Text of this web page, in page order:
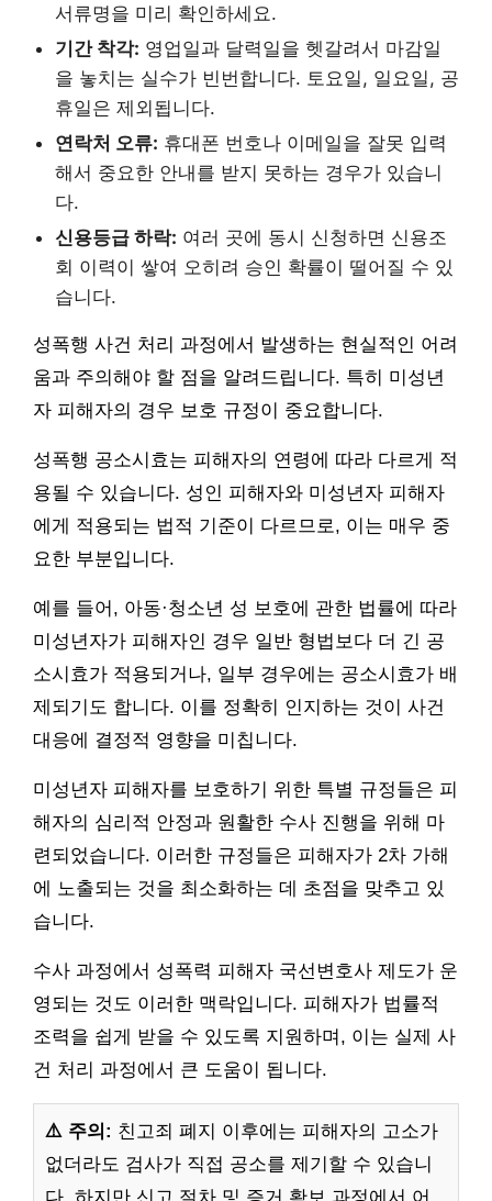
서류명을 미리 확인하세요.
기간 착각: 영업일과 달력일을 헷갈려서 마감일
을 놓치는 실수가 빈번합니다. 토요일, 일요일, 공
휴일은 제외됩니다.
연락처 오류: 휴대폰 번호나 이메일을 잘못 입력
해서 중요한 안내를 받지 못하는 경우가 있습니
다.
신용등급 하락: 여러 곳에 동시 신청하면 신용조
회 이력이 쌓여 오히려 승인 확률이 떨어질 수 있
습니다.
성폭행 사건 처리 과정에서 발생하는 현실적인 어려
움과 주의해야 할 점을 알려드립니다. 특히 미성년
자 피해자의 경우 보호 규정이 중요합니다.
성폭행 공소시효는 피해자의 연령에 따라 다르게 적
용될 수 있습니다. 성인 피해자와 미성년자 피해자
에게 적용되는 법적 기준이 다르므로, 이는 매우 중
요한 부분입니다.
예를 들어, 아동·청소년 성 보호에 관한 법률에 따라
미성년자가 피해자인 경우 일반 형법보다 더 긴 공
소시효가 적용되거나, 일부 경우에는 공소시효가 배
제되기도 합니다. 이를 정확히 인지하는 것이 사건
대응에 결정적 영향을 미칩니다.
미성년자 피해자를 보호하기 위한 특별 규정들은 피
해자의 심리적 안정과 원활한 수사 진행을 위해 마
련되었습니다. 이러한 규정들은 피해자가 2차 가해
에 노출되는 것을 최소화하는 데 초점을 맞추고 있
습니다.
수사 과정에서 성폭력 피해자 국선변호사 제도가 운
영되는 것도 이러한 맥락입니다. 피해자가 법률적
조력을 쉽게 받을 수 있도록 지원하며, 이는 실제 사
건 처리 과정에서 큰 도움이 됩니다.
⚠️ 주의: 친고죄 폐지 이후에는 피해자의 고소가
없더라도 검사가 직접 공소를 제기할 수 있습니